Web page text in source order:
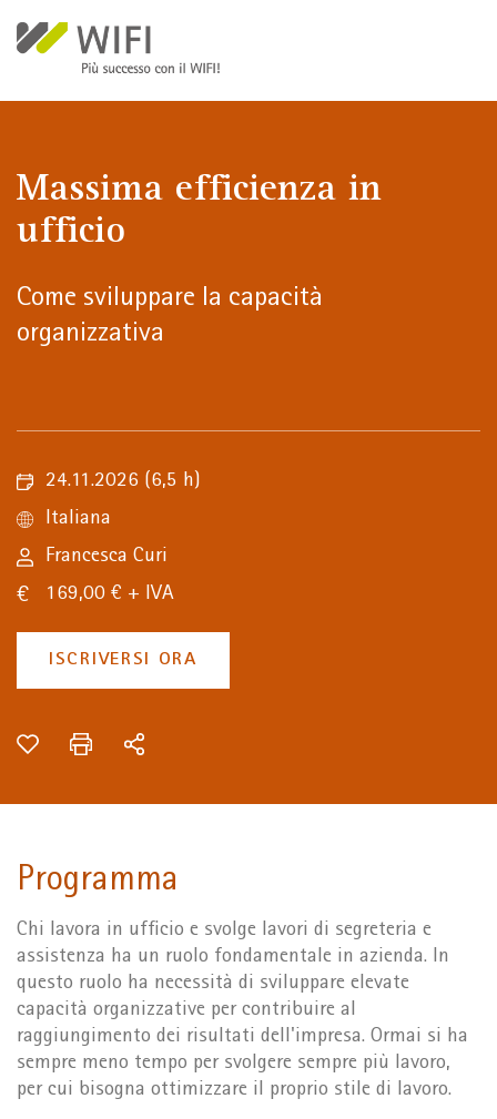
Massima efficienza in
ufficio
Come sviluppare la capacità
organizzativa
24.11.2026 (6,5 h)
Italiana
Francesca Curi
169,00 € + IVA
ISCRIVERSI ORA
Programma
Chi lavora in ufficio e svolge lavori di segreteria e
assistenza ha un ruolo fondamentale in azienda. In
questo ruolo ha necessità di sviluppare elevate
capacità organizzative per contribuire al
raggiungimento dei risultati dell'impresa. Ormai si ha
sempre meno tempo per svolgere sempre più lavoro,
per cui bisogna ottimizzare il proprio stile di lavoro.